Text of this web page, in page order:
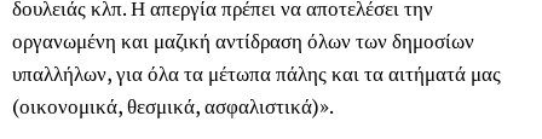
δουλειάς κλπ. Η απεργία πρέπει να αποτελέσει την
οργανωμένη και μαζική αντίδραση όλων των δημοσίων
υπαλλήλων, για όλα τα μέτωπα πάλης και τα αιτήματά μας
(οικονομικά, θεσμικά, ασφαλιστικά)».